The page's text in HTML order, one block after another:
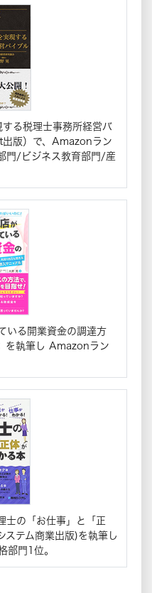
る税理士事務所経営バ
版）で、Amazonラン
門/ビジネス教育部門/産
いる開業資金の調達方
を執筆し Amazonラン
士の「お仕事」と「正
ステム商業出版)を執筆し
部門1位。